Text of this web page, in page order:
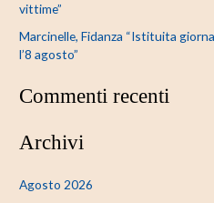
vittime”
Marcinelle, Fidanza “Istituita
l’8 agosto”
Commenti recenti
Archivi
Agosto 2026